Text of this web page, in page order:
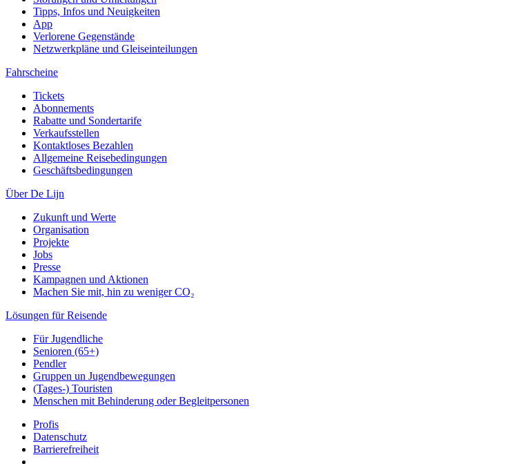
Tipps, Infos und Neuigkeiten
App
Verlorene Gegenstände
Netzwerkpläne und Gleiseinteilungen
Fahrscheine
Tickets
Abonnements
Rabatte und Sondertarife
Verkaufsstellen
Kontaktloses Bezahlen
Allgemeine Reisebedingungen
Geschäftsbedingungen
Über De Lijn
Zukunft und Werte
Organisation
Projekte
Jobs
Presse
Kampagnen und Aktionen
Machen Sie mit, hin zu weniger CO₂
Lösungen für Reisende
Für Jugendliche
Senioren (65+)
Pendler
Gruppen un Jugendbewegungen
(Tages-) Touristen
Menschen mit Behinderung oder Begleitpersonen
Profis
Datenschutz
Barrierefreiheit